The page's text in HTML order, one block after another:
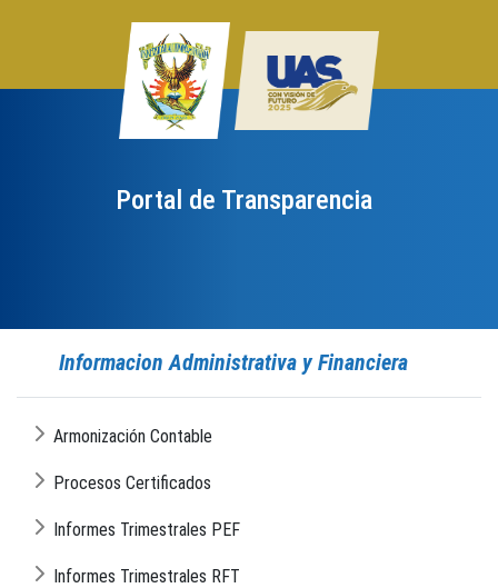
Portal de Transparencia
Informacion Administrativa y Financiera
Armonización Contable
Procesos Certificados
Informes Trimestrales PEF
Informes Trimestrales RFT